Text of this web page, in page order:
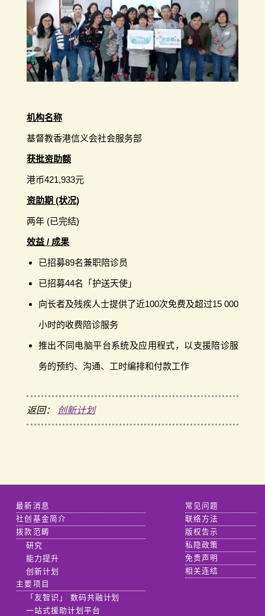
机构名称
基督教香港信义会社会服务部
获批资助额
港币421,933元
资助期 (状况)
两年 (已完结)
效益 / 成果
已招募89名兼职陪诊员
已招募44名「护送天使」
向长者及残疾人士提供了近100次免费及超过15 000
小时的收费陪诊服务
推出不同电脑平台系统及应用程式，以支援陪诊服
务的预约、沟通、工时编排和付款工作
返回： 创新计划
最新消息
社创基金简介
拨款范畴
研究
能力提升
创新计划
主要项目
「友智识」 数码共融计划
一站式援助计划平台
常见问题
联络方法
版权告示
私隐政策
免责声明
相关连结